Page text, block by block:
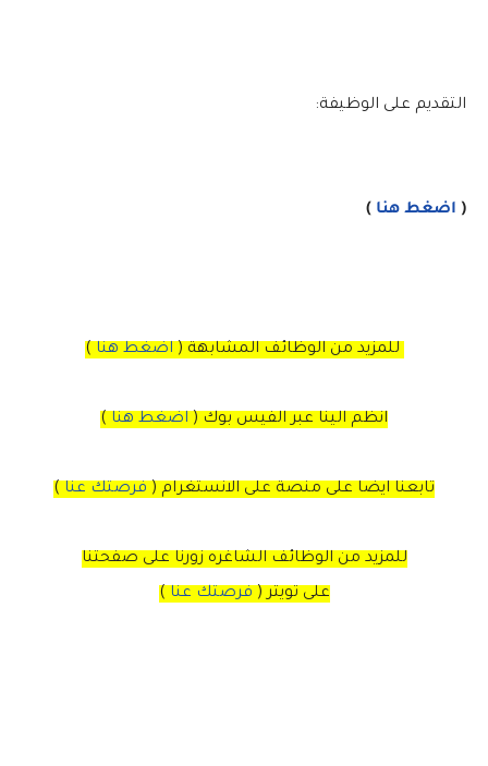
التقديم على الوظيفة:
( اضغط هنا )
للمزيد من الوظائف المشابهة ( اضغط هنا )
انظم الينا عبر الفيس بوك ( اضغط هنا )
تابعنا ايضا على منصة على الانستغرام ( فرصتك عنا )
للمزيد من الوظائف الشاغره زورنا على صفحتنا
على تويتر( فرصتك عنا )